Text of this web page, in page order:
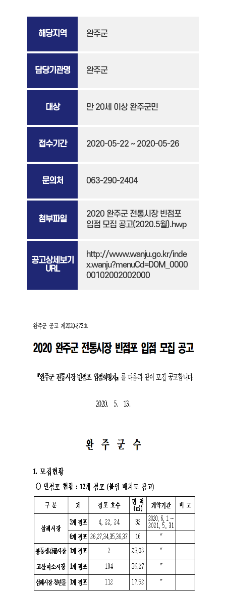
해당지역 완주군
담당기관명 완주군
대상 만 20세 이상 완주군민
접수기간 2020-05-22 ~ 2020-05-26
문의처 063-290-2404
첨부파일
2020 완주군 전통시장 빈점포
입점 모집 공고(2020.5월).hwp
공고상세보기
URL
http://www.wanju.go.kr/inde
x.wanju?menuCd=DOM_0000
00102002002000